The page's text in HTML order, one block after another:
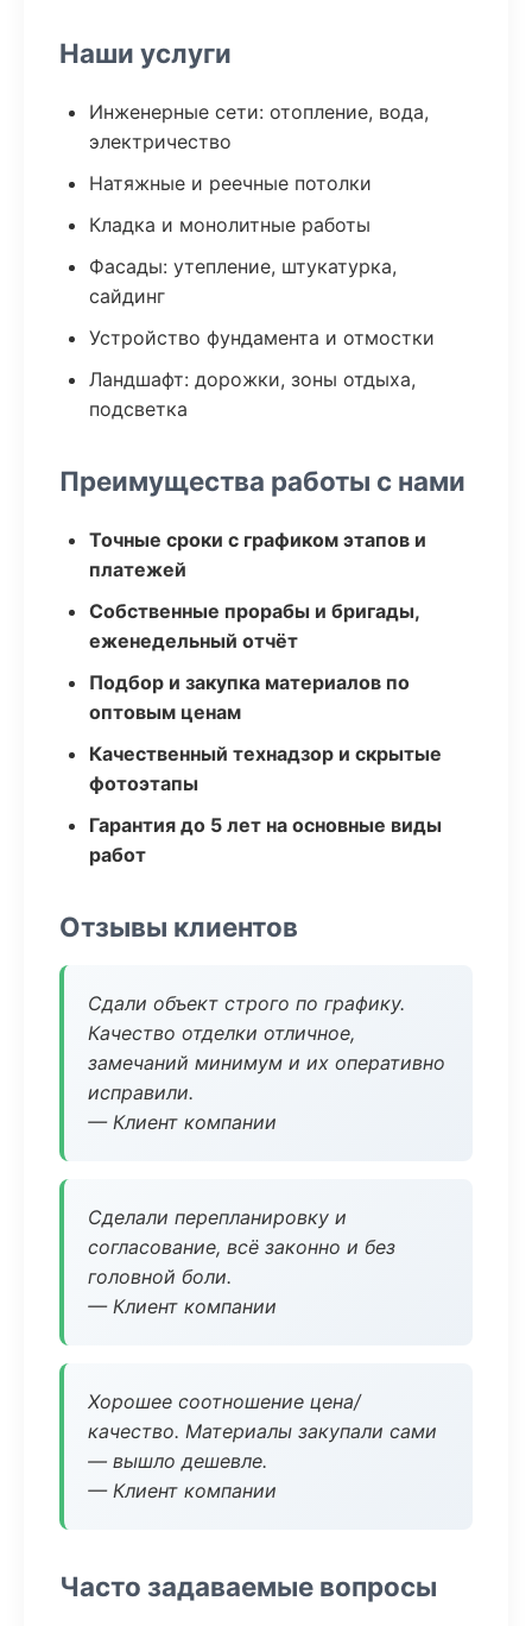
Наши услуги
Инженерные сети: отопление, вода,
электричество
Натяжные и реечные потолки
Кладка и монолитные работы
Фасады: утепление, штукатурка,
сайдинг
Устройство фундамента и отмостки
Ландшафт: дорожки, зоны отдыха,
подсветка
Преимущества работы с нами
Точные сроки с графиком этапов и
платежей
Собственные прорабы и бригады,
еженедельный отчёт
Подбор и закупка материалов по
оптовым ценам
Качественный технадзор и скрытые
фотоэтапы
Гарантия до 5 лет на основные виды
работ
Отзывы клиентов
Сдали объект строго по графику.
Качество отделки отличное,
замечаний минимум и их оперативно
исправили.
— Клиент компании
Сделали перепланировку и
согласование, всё законно и без
головной боли.
— Клиент компании
Хорошее соотношение цена/
качество. Материалы закупали сами
— вышло дешевле.
— Клиент компании
Часто задаваемые вопросы